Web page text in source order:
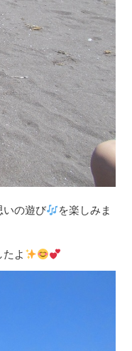
いの遊び
を楽しみま
よ